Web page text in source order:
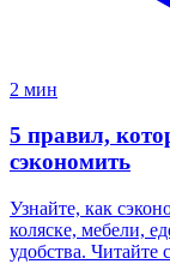
2 мин
5 правил,
сэкономить
Узнайте, как
коляске, мебели,
удобства. Читайте